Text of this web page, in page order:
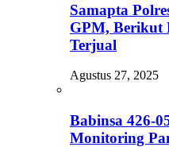
Samapta
GPM, Berikut
Terjual
Agustus 27, 2025
Babinsa 426-
Monitoring